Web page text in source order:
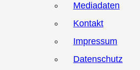
Mediadaten
Kontakt
Impressum
Datenschutz